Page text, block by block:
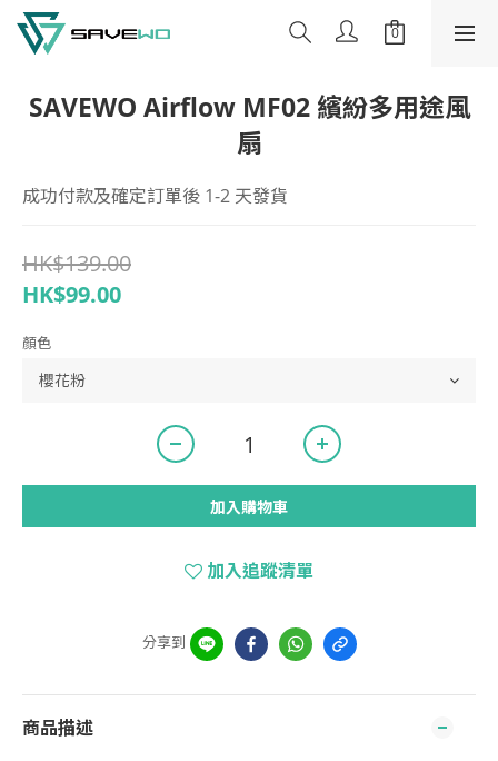
SAVEWO Airflow MF02 繽紛多用途風
扇
成功付款及確定訂單後 1-2 天發貨
HK$139.00
HK$99.00
顏色
加入購物車
加入追蹤清單
分享到
商品描述